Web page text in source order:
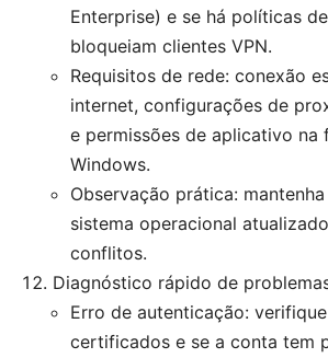
Enterprise) e se há políticas
bloqueiam clientes VPN.
Requisitos de rede: conexão
internet, configurações de
e permissões de aplicativo na
Windows.
Observação prática:
sistema operacional
conflitos.
Diagnóstico rápido de
Erro de autenticação:
certificados e se a conta tem